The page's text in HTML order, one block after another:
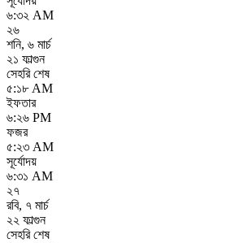
৬:৩২ AM
২৬
শনি, ৬ মার্চ
২১ ফাল্গুন
সেহরি শেষ
৫:১৮ AM
ইফতার
৬:২৬ PM
ফজর
৫:২৩ AM
সূর্যোদয়
৬:৩১ AM
২৭
রবি, ৭ মার্চ
২২ ফাল্গুন
সেহরি শেষ